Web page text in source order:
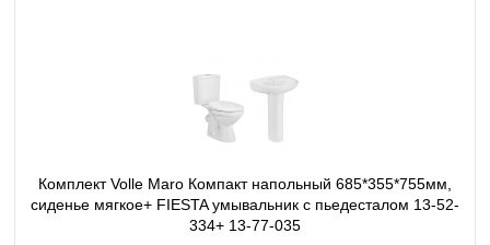
Комплект Volle Maro Компакт напольный 685*355*755мм,
сиденье мягкое+ FIESTA умывальник с пьедесталом 13-52-
334+ 13-77-035